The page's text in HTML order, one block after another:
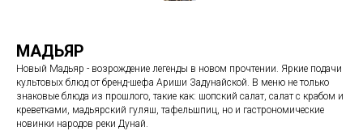
МАДЬЯР
Новый Мадьяр - возрождение легенды в новом прочтении. Яркие подачи
культовых блюд от бренд-шефа Ариши Задунайской. В меню не только
знаковые блюда из прошлого, такие как: шопский салат, салат с крабом и
креветками, мадьярский гуляш, тафельшпиц, но и гастрономические
новинки народов реки Дунай.